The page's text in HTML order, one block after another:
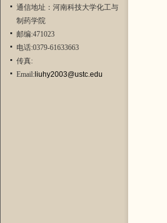
通信地址：河南科技大学化工与
制药学院
邮编:471023
电话:0379-61633663
传真:
Email:liuhy2003@ustc.edu